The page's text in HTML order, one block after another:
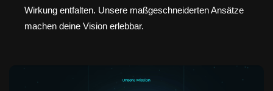
Wirkung entfalten. Unsere maßgeschneiderten Ansätze
machen deine Vision erlebbar.